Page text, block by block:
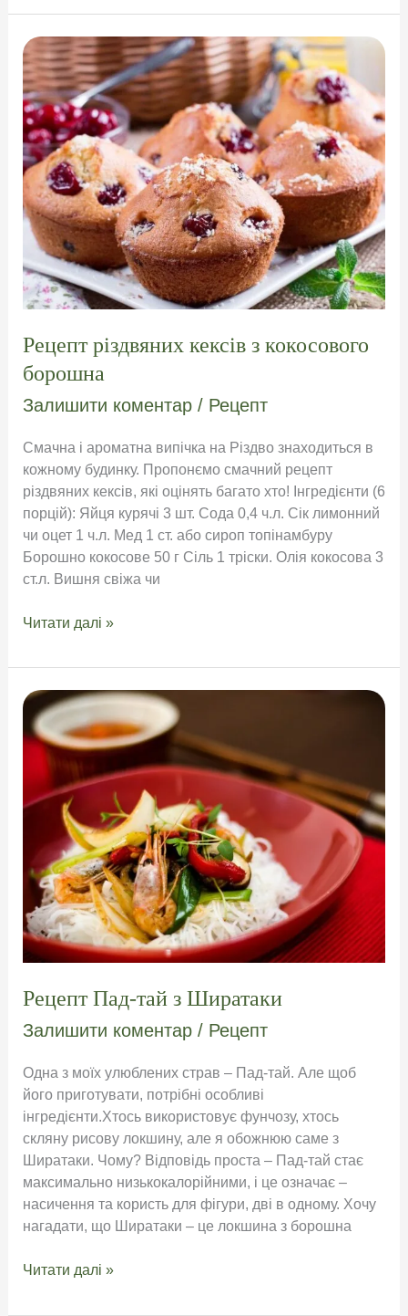
тахіні
смачні
заправки
Рецепт різдвяних кексів з кокосового
борошна
Залишити коментар / Рецепт
Смачна і ароматна випічка на Різдво знаходиться в
кожному будинку. Пропонємо смачний рецепт
різдвяних кексів, які оцінять багато хто! Інгредієнти (6
порцій): Яйця курячі 3 шт. Сода 0,4 ч.л. Сік лимонний
чи оцет 1 ч.л. Мед 1 ст. або сироп топінамбуру
Борошно кокосове 50 г Сіль 1 тріски. Олія кокосова 3
ст.л. Вишня свіжа чи
Рецепт
кексів
кокосового
борошна
Читати далі »
Рецепт Пад-тай з Ширатаки
Залишити коментар / Рецепт
Одна з моїх улюблених страв – Пад-тай. Але щоб
його приготувати, потрібні особливі
інгредієнти.Хтось використовує фунчозу, хтось
скляну рисову локшину, але я обожнюю саме з
Ширатаки. Чому? Відповідь проста – Пад-тай стає
максимально низькокалорійними, і це означає –
насичення та користь для фігури, дві в одному. Хочу
нагадати, що Ширатаки – це локшина з борошна
Рецепт
Читати далі »